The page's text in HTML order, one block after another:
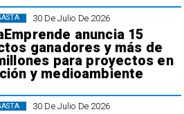
30 De Julio De 2026
anuncia 15
ganadores y más de
para proyectos en
y medioambiente
30 De Julio De 2026